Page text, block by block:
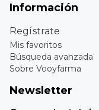
Información
Regístrate
Mis favoritos
Búsqueda avanzada
Sobre Vooyfarma
Newsletter